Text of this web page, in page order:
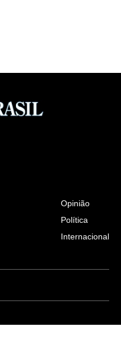
Opinião
Política
Internacional